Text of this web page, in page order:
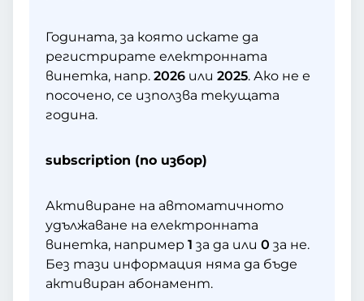
Годината, за която искате да
регистрирате електронната
винетка, напр. 2026 или 2025. Ако не е
посочено, се използва текущата
година.
subscription (по избор)
Активиране на автоматичното
удължаване на електронната
винетка, например 1 за да или 0 за не.
Без тази информация няма да бъде
активиран абонамент.